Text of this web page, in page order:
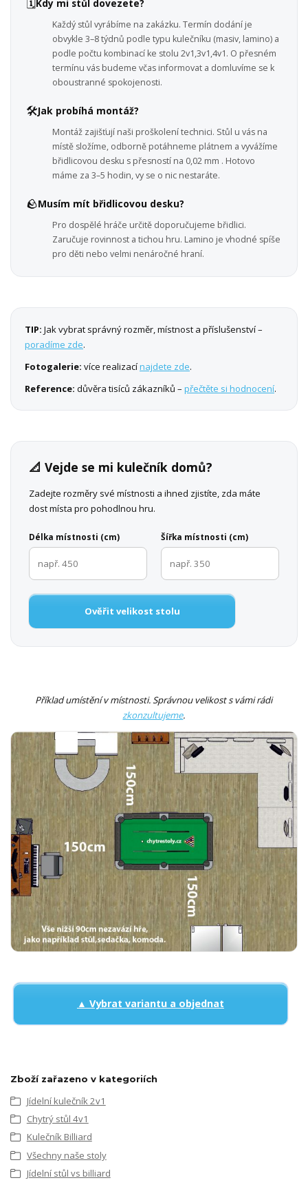
Kdy mi stůl dovezete?
Každý stůl vyrábíme na zakázku. Termín dodání je
obvykle 3–8 týdnů podle typu kulečníku (masiv, lamino) a
podle počtu kombinací ke stolu 2v1,3v1,4v1. O přesném
termínu vás budeme včas informovat a domluvíme se k
oboustranné spokojenosti.
🛠️Jak probíhá montáž?
Montáž zajišťují naši proškolení technici. Stůl u vás na
místě složíme, odborně potáhneme plátnem a vyvážíme
břidlicovou desku s přesností na 0,02 mm . Hotovo
máme za 3–5 hodin, vy se o nic nestaráte.
🪨Musím mít břidlicovou desku?
Pro dospělé hráče určitě doporučujeme břidlici.
Zaručuje rovinnost a tichou hru. Lamino je vhodné spíše
pro děti nebo velmi nenáročné hraní.
TIP: Jak vybrat správný rozměr, místnost a příslušenství –
poradíme zde.
Fotogalerie: více realizacínajdete zde.
Reference: důvěra tisíců zákazníků – přečtěte si hodnocení.
📐 Vejde se mi kulečník domů?
Zadejte rozměry své místnosti a ihned zjistíte, zda máte
dost místa pro pohodlnou hru.
Délka místnosti (cm) Šířka místnosti (cm)
Ověřit velikost stolu
Příklad umístění v místnosti. Správnou velikost s vámi rádi
zkonzultujeme.
▲ Vybrat variantu a objednat
Zboží zařazeno v kategoriích
Jídelní kulečník 2v1
Chytrý stůl 4v1
Kulečník Billiard
Všechny naše stoly
Jídelní stůl vs billiard